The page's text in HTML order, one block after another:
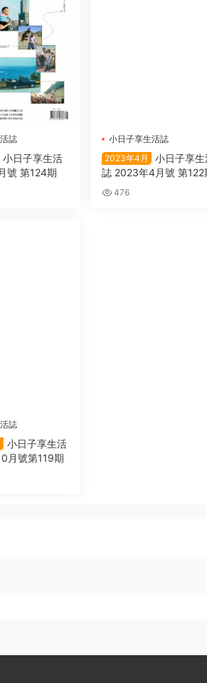
誌
小日子享生活
號 第124期
小日子享生活誌
2023年4月
小日子享生
誌 2023年4月號 第122
476
誌
小日子享生活
月號第119期